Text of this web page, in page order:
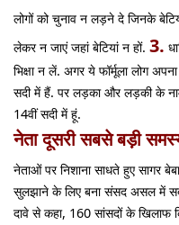
लोगों को चुनाव न लड़ने दे जिनके
लेकर न जाएं जहां बेटियां न हों. 3.
भिक्षा न लें. अगर ये फॉर्मूला लोग
सदी में हैं. पर लड़का और लड़की के
14वीं सदी में हूं.
नेता दूसरी सबसे बड़ी
नेताओं पर निशाना साधते हुए सागर
सुलझाने के लिए बना संसद असल में
दावे से कहा, 160 सांसदों के खिलाफ